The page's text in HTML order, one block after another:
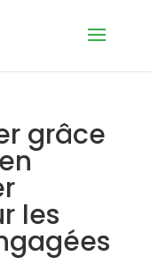
grâce
les